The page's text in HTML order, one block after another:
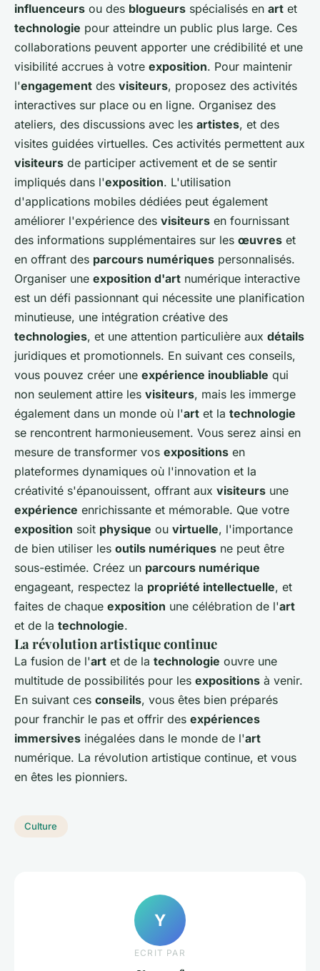
influenceurs ou des blogueurs spécialisés en art et
technologie pour atteindre un public plus large. Ces
collaborations peuvent apporter une crédibilité et une
visibilité accrues à votre exposition. Pour maintenir
l'engagement des visiteurs, proposez des activités
interactives sur place ou en ligne. Organisez des
ateliers, des discussions avec les artistes, et des
visites guidées virtuelles. Ces activités permettent aux
visiteurs de participer activement et de se sentir
impliqués dans l'exposition. L'utilisation
d'applications mobiles dédiées peut également
améliorer l'expérience des visiteurs en fournissant
des informations supplémentaires sur les œuvres et
en offrant des parcours numériques personnalisés.
Organiser une exposition d'art numérique interactive
est un défi passionnant qui nécessite une planification
minutieuse, une intégration créative des
technologies, et une attention particulière aux détails
juridiques et promotionnels. En suivant ces conseils,
vous pouvez créer une expérience inoubliable qui
non seulement attire les visiteurs, mais les immerge
également dans un monde où l'art et la technologie
se rencontrent harmonieusement. Vous serez ainsi en
mesure de transformer vos expositions en
plateformes dynamiques où l'innovation et la
créativité s'épanouissent, offrant aux visiteurs une
expérience enrichissante et mémorable. Que votre
exposition soit physique ou virtuelle, l'importance
de bien utiliser les outils numériques ne peut être
sous-estimée. Créez un parcours numérique
engageant, respectez la propriété intellectuelle, et
faites de chaque exposition une célébration de l'art
et de la technologie.
La révolution artistique continue
La fusion de l'art et de la technologie ouvre une
multitude de possibilités pour les expositions à venir.
En suivant ces conseils, vous êtes bien préparés
pour franchir le pas et offrir des expériences
immersives inégalées dans le monde de l'art
numérique. La révolution artistique continue, et vous
en êtes les pionniers.
Culture
Y
ECRIT PAR